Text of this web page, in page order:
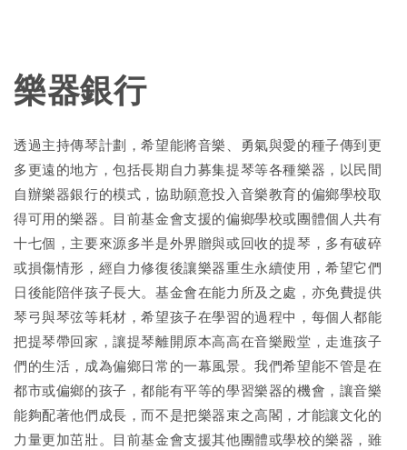
樂器銀行
透過主持傳琴計劃，希望能將音樂、勇氣與愛的種子傳到更
多更遠的地方，包括長期自力募集提琴等各種樂器，以民間
自辦樂器銀行的模式，協助願意投入音樂教育的偏鄉學校取
得可用的樂器。目前基金會支援的偏鄉學校或團體個人共有
十七個，主要來源多半是外界贈與或回收的提琴，多有破碎
或損傷情形，經自力修復後讓樂器重生永續使用，希望它們
日後能陪伴孩子長大。基金會在能力所及之處，亦免費提供
琴弓與琴弦等耗材，希望孩子在學習的過程中，每個人都能
把提琴帶回家，讓提琴離開原本高高在音樂殿堂，走進孩子
們的生活，成為偏鄉日常的一幕風景。我們希望能不管是在
都市或偏鄉的孩子，都能有平等的學習樂器的機會，讓音樂
能夠配著他們成長，而不是把樂器束之高閣，才能讓文化的
力量更加茁壯。目前基金會支援其他團體或學校的樂器，雖